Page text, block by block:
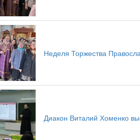
Неделя Торжества
Диакон Виталий Хоменко